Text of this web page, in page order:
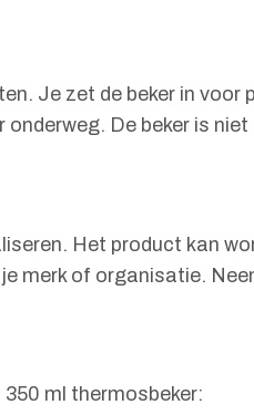
Je zet de beker in
De beker is
Het product kan
merk of organisatie.
ml thermosbeker: